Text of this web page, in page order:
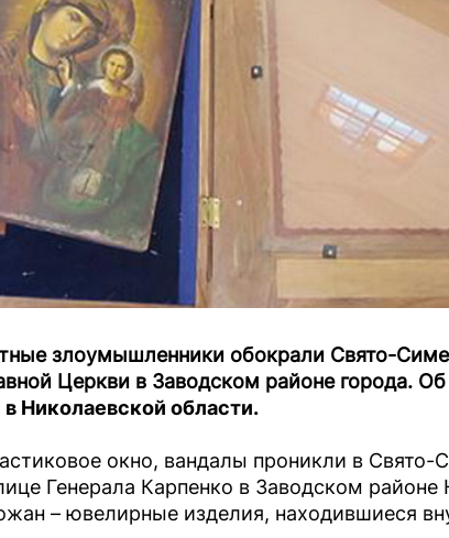
злоумышленники обокрали Свято-
Церкви в Заводском районе города.
Николаевской области.
окно, вандалы проникли в Свято-
Генерала Карпенко в Заводском районе
– ювелирные изделия, находившиеся